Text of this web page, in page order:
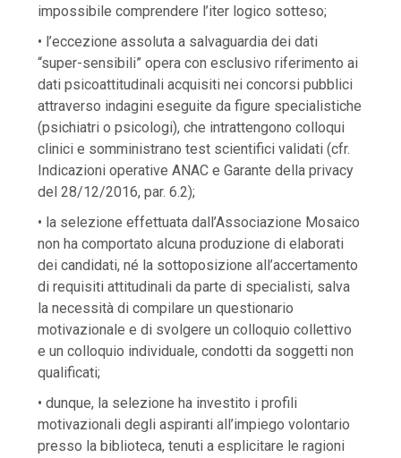
impossibile comprendere l’iter logico sotteso;
• l’eccezione assoluta a salvaguardia dei dati
“super-sensibili” opera con esclusivo riferimento ai
dati psicoattitudinali acquisiti nei concorsi pubblici
attraverso indagini eseguite da figure specialistiche
(psichiatri o psicologi), che intrattengono colloqui
clinici e somministrano test scientifici validati (cfr.
Indicazioni operative ANAC e Garante della privacy
del 28/12/2016, par. 6.2);
• la selezione effettuata dall’Associazione Mosaico
non ha comportato alcuna produzione di elaborati
dei candidati, né la sottoposizione all’accertamento
di requisiti attitudinali da parte di specialisti, salva
la necessità di compilare un questionario
motivazionale e di svolgere un colloquio collettivo
e un colloquio individuale, condotti da soggetti non
qualificati;
• dunque, la selezione ha investito i profili
motivazionali degli aspiranti all’impiego volontario
presso la biblioteca, tenuti a esplicitare le ragioni